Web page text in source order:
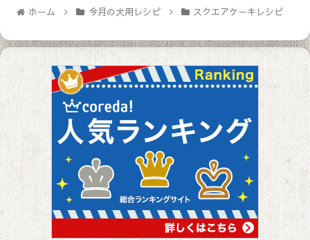
ホーム 今月の犬用レシピ スクエアケーキレシピ